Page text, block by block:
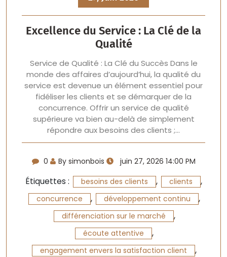
Excellence du Service : La Clé de la
Qualité
Service de Qualité : La Clé du Succès Dans le
monde des affaires d’aujourd’hui, la qualité du
service est devenue un élément essentiel pour
fidéliser les clients et se démarquer de la
concurrence. Offrir un service de qualité
supérieure va bien au-delà de simplement
répondre aux besoins des clients ;…
0 By simonbois juin 27, 2026 14:00 PM
Étiquettes : besoins des clients , clients ,
concurrence , développement continu ,
différenciation sur le marché ,
écoute attentive ,
engagement envers la satisfaction client ,